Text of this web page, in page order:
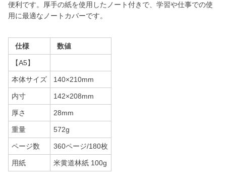
便利です。厚手の紙を使用したノート付きで、学習や仕事での使
用に最適なノートカバーです。
仕様 数値
【A5】
本体サイズ 140×210mm
内寸 142×208mm
厚さ 28mm
重量 572g
ページ数 360ページ/180枚
用紙 米黄道林紙 100g